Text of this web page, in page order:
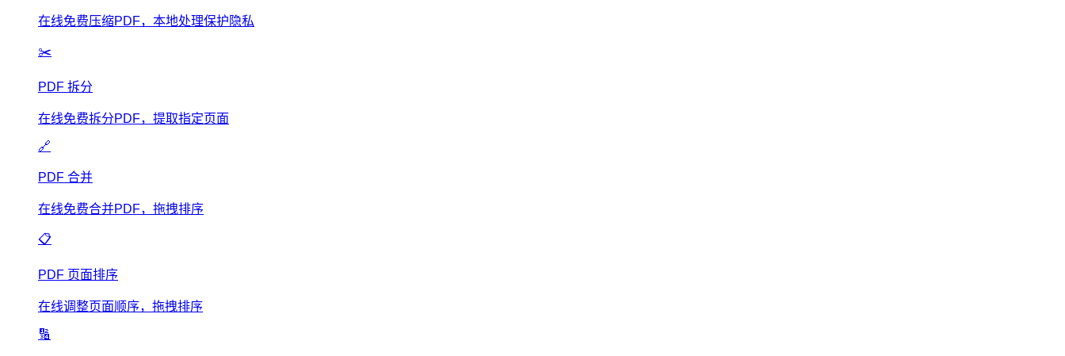
在线免费压缩PDF，本地处理保护隐私
✂️
PDF 拆分
在线免费拆分PDF，提取指定页面
🔗
PDF 合并
在线免费合并PDF，拖拽排序
📋
PDF 页面排序
在线调整页面顺序，拖拽排序
🔢